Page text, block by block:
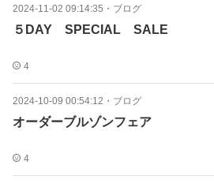
2024-11-02 09:14:35 ・ ブログ
５DAY SPECIAL SALE
4
2024-10-09 00:54:12 ・ ブログ
オーダーブルゾンフェア
4